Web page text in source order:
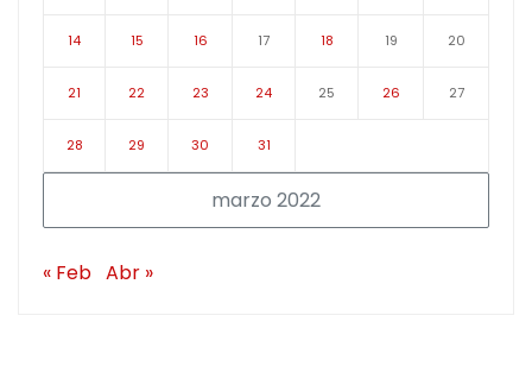
marzo 2022
14 15 16 17 18 19 20
21 22 23 24 25 26 27
28 29 30 31
« Feb Abr »